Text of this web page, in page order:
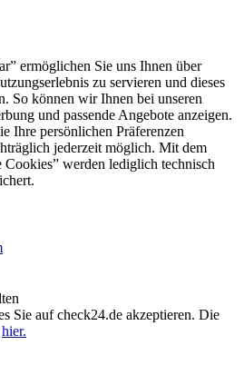
ermöglichen Sie uns Ihnen über
zu servieren und dieses
So können wir Ihnen bei unseren
und passende Angebote anzeigen.
Ihre persönlichen Präferenzen
jederzeit möglich. Mit dem
werden lediglich technisch
Sie auf check24.de akzeptieren. Die
hier.